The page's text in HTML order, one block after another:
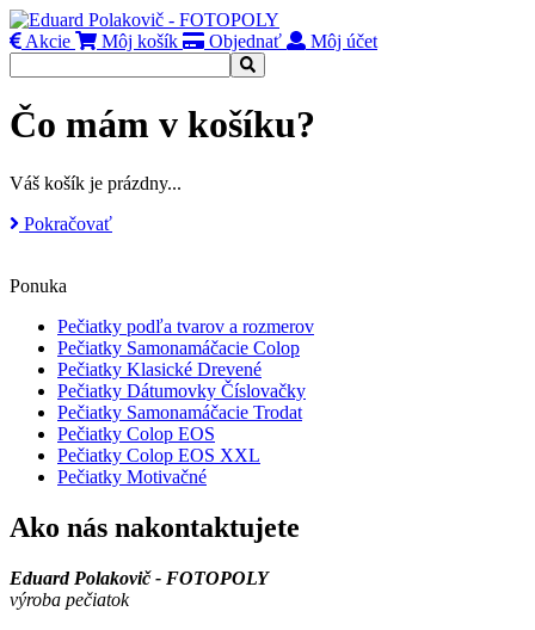
Akcie Môj košík Objednať Môj účet
Čo mám v košíku?
Váš košík je prázdny...
Pokračovať
Ponuka
Pečiatky podľa tvarov a rozmerov
Pečiatky Samonamáčacie Colop
Pečiatky Klasické Drevené
Pečiatky Dátumovky Číslovačky
Pečiatky Samonamáčacie Trodat
Pečiatky Colop EOS
Pečiatky Colop EOS XXL
Pečiatky Motivačné
Ako nás nakontaktujete
Eduard Polakovič - FOTOPOLY
výroba pečiatok